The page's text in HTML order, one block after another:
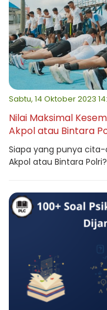
Sabtu, 14 Oktober 2023
Nilai Maksimal
Akpol atau Bintara
Siapa yang punya
Akpol atau Bintara